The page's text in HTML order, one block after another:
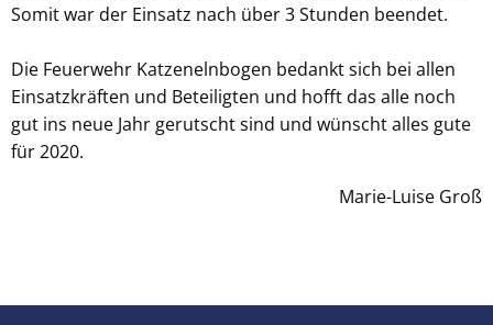
Somit war der Einsatz nach über 3 Stunden beendet.
Die Feuerwehr Katzenelnbogen bedankt sich bei allen
Einsatzkräften und Beteiligten und hofft das alle noch
gut ins neue Jahr gerutscht sind und wünscht alles gute
für 2020.
Marie-Luise Groß